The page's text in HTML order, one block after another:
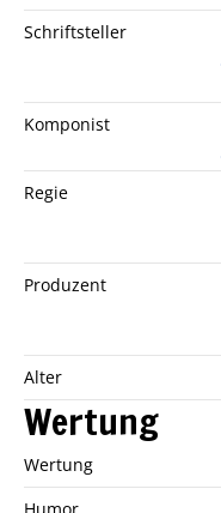
Schriftsteller
Komponist
Regie
Produzent
Alter
Wertung
Wertung